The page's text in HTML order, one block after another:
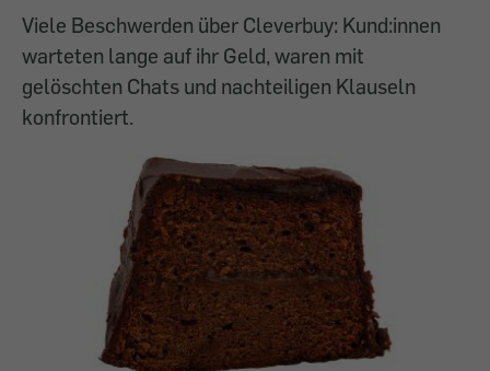
Viele Beschwerden über Cleverbuy: Kund:innen
warteten lange auf ihr Geld, waren mit
gelöschten Chats und nachteiligen Klauseln
konfrontiert.